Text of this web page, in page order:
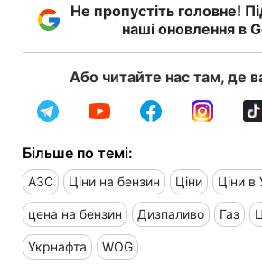
Не пропустіть головне!
наші оновлення в
Або читайте нас там, де
Більше по темі:
АЗС Ціни на бензин Ціни Ціни в
цена на бензин Дизпаливо Газ
Укрнафта WOG